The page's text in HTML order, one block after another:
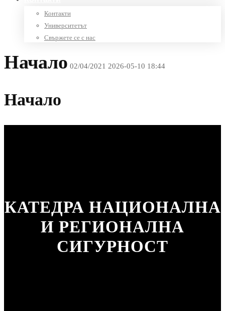
Контакти
Университетът
Свържете се с нас
Начало 02/04/2021 2026-05-10 18:44
Начало
КАТЕДРА НАЦИОНАЛНА
И РЕГИОНАЛНА
СИГУРНОСТ